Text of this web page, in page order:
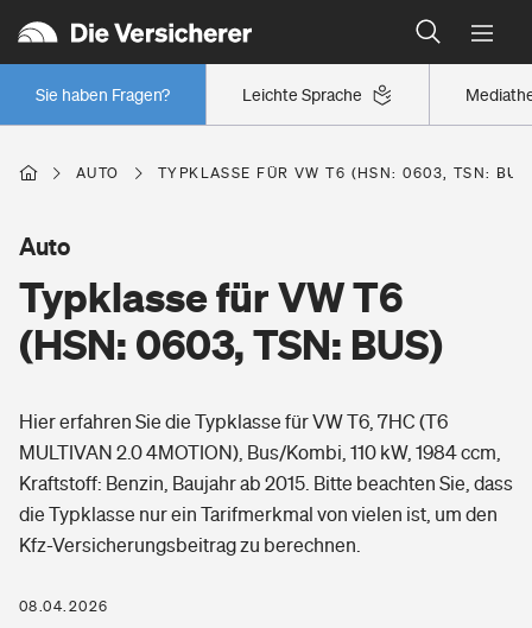
Leichte Sprache
Sie haben Fragen?
Wer versichert was: Jetzt Versicherer finden
Regionalklassen: So ist Ihre Region eingestuft
Wer versichert was: Jetzt Versicherer finden
Berufsunfähigkeitsversicherung
Erwerbsunfähigkeitsversicherung
Grundfähigkeitsversicherung
Arbeitsrechtsschutz
Berufshaftpflichtversicherung
Zur Übersicht
Wohnen
Elementarversicherung
Freizeit
Pri­vate Haft­pflicht­
Gesundheit
Private Krankenversicherung
AUTO TYPKLASSE FÜR VW T6 (HSN: 0603, TSN:
Typklasse für VW T6
(HSN: 0603, TSN: BUS)
Auto
Hier erfahren Sie die Typklasse für VW T6, 7HC (T6
MULTIVAN 2.0 4MOTION), Bus/Kombi, 110 kW, 1984 ccm,
Kraftstoff: Benzin, Baujahr ab 2015. Bitte beachten Sie, dass
die Typklasse nur ein Tarifmerkmal von vielen ist, um den
Kfz-Versicherungsbeitrag zu berechnen.
08.04.2026